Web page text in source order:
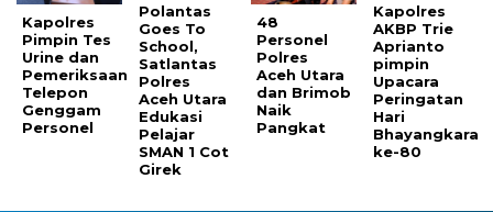
Kapolres
Pimpin Tes
Urine dan
Pemeriksaan
Telepon
Genggam
Personel
Polantas
Goes To
School,
Satlantas
Polres
Aceh Utara
Edukasi
Pelajar
SMAN 1 Cot
Girek
48
Personel
Polres
Aceh Utara
dan Brimob
Naik
Pangkat
Kapolres
AKBP Trie
Aprianto
pimpin
Upacara
Peringatan
Hari
Bhayangkara
ke-80